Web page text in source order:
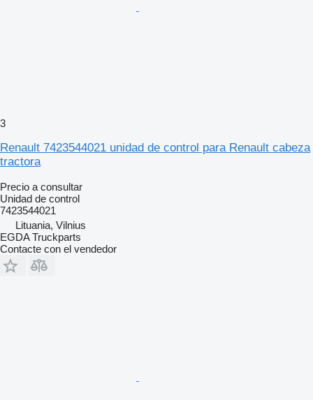
3
Renault 7423544021 unidad de control para Renault cabeza
tractora
Precio a consultar
Unidad de control
7423544021
Lituania, Vilnius
EGDA Truckparts
Contacte con el vendedor